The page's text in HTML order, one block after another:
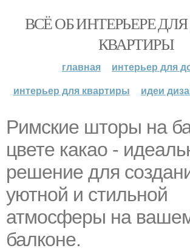
ВСЁ ОБ ИНТЕРЬЕРЕ
КВАРТИРЫ
главная
интерьер для
интерьер для квартиры
идеи
Римские шторы на
цвете какао -
решение для
уютной и стильной
атмосферы на
балконе.